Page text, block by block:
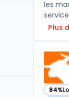
les
Plus
84%
— voir